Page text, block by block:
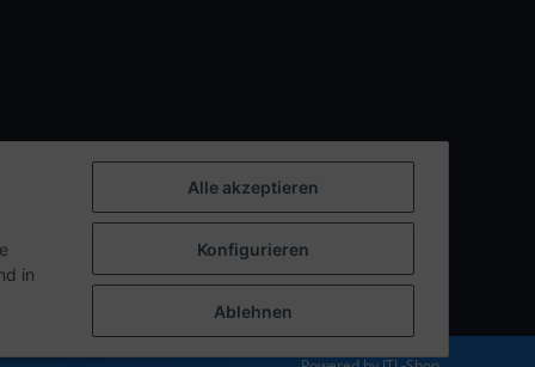
in
Alle akzeptieren
Konfigurieren
Ablehnen